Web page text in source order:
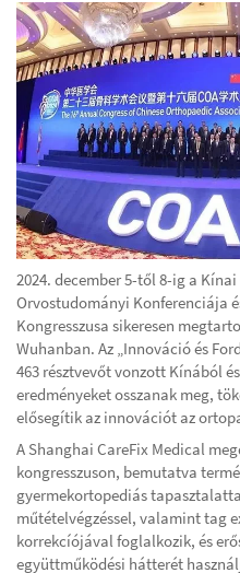
2024. december 5-től 8-ig a
Orvostudományi Konferenciája
Kongresszusa sikeresen
Wuhanban. Az „Innováció és
463 résztvevőt vonzott Kínából
eredményeket osszanak meg,
elősegítik az innovációt az
A Shanghai CareFix Medical
kongresszuson, bemutatva
gyermekortopediás
műtételvégzéssel, valamint tag
korrekcíójával foglalkozik, és
együttműködési hátterét